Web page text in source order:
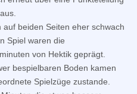
auf beiden Seiten eher schwach
Spiel waren die
von Hektik geprägt.
bespielbaren Boden kamen
Spielzüge zustande.